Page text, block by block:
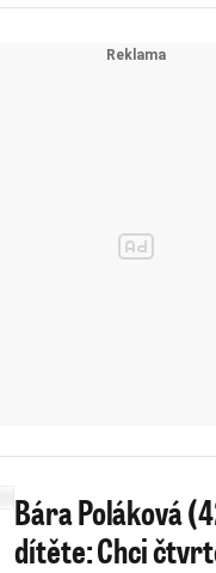
Bára Poláková
dítěte: Chci